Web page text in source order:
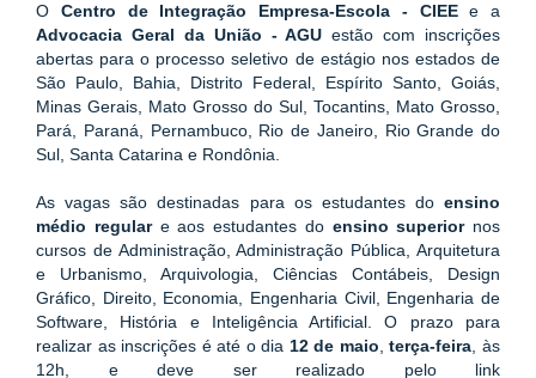
O Centro de Integração Empresa-Escola - CIEE
Advocacia Geral da União - AGU estão com inscrições
abertas para o processo seletivo de estágio nos estados de
São Paulo, Bahia, Distrito Federal, Espírito Santo, Goiás,
Minas Gerais, Mato Grosso do Sul, Tocantins, Mato Grosso,
Pará, Paraná, Pernambuco, Rio de Janeiro, Rio Grande do
Sul, Santa Catarina e Rondônia.
As vagas são destinadas para os estudantes do ensino
médio regular e aos estudantes do ensino superior nos
cursos de Administração, Administração Pública, Arquitetura
e Urbanismo, Arquivologia, Ciências Contábeis, Design
Gráfico, Direito, Economia, Engenharia Civil, Engenharia de
Software, História e Inteligência Artificial. O prazo para
realizar as inscrições é até o dia 12 de maio , terça-feira , às